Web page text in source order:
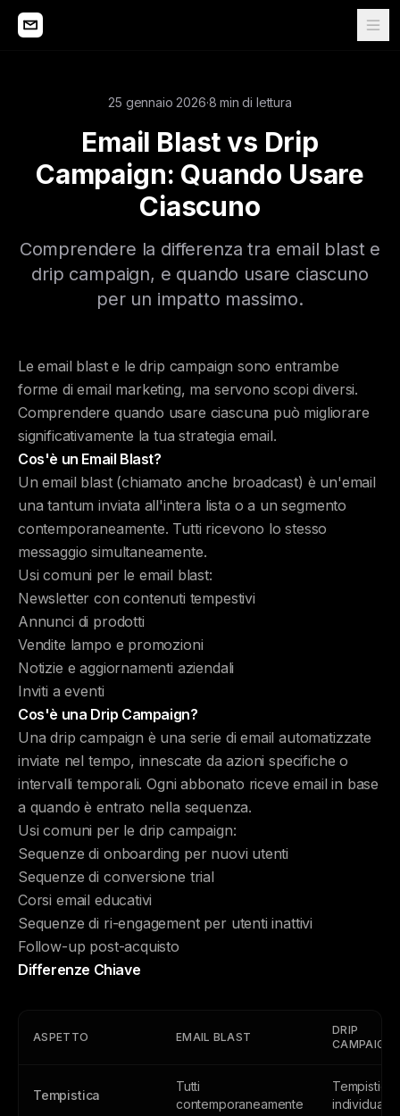
25 gennaio 2026·8 min di lettura
Email Blast vs Drip
Campaign: Quando Usare
Ciascuno
Comprendere la differenza tra email blast e
drip campaign, e quando usare ciascuno
per un impatto massimo.
Le email blast e le drip campaign sono entrambe
forme di email marketing, ma servono scopi diversi.
Comprendere quando usare ciascuna può migliorare
significativamente la tua strategia email.
Cos'è un Email Blast?
Un email blast (chiamato anche broadcast) è un'email
una tantum inviata all'intera lista o a un segmento
contemporaneamente. Tutti ricevono lo stesso
messaggio simultaneamente.
Usi comuni per le email blast:
Newsletter con contenuti tempestivi
Annunci di prodotti
Vendite lampo e promozioni
Notizie e aggiornamenti aziendali
Inviti a eventi
Cos'è una Drip Campaign?
Una drip campaign è una serie di email automatizzate
inviate nel tempo, innescate da azioni specifiche o
intervalli temporali. Ogni abbonato riceve email in base
a quando è entrato nella sequenza.
Usi comuni per le drip campaign:
Sequenze di onboarding per nuovi utenti
Sequenze di conversione trial
Corsi email educativi
Sequenze di ri-engagement per utenti inattivi
Follow-up post-acquisto
Differenze Chiave
ASPETTO EMAIL BLAST
DRIP
CAMPAIGN
Tempistica
Tutti
contemporaneamente
Tempistica